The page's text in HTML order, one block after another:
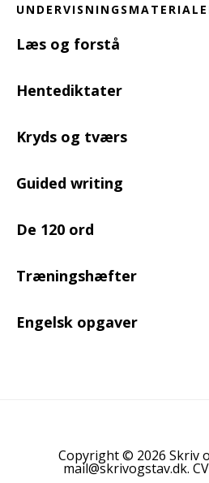
Læs og forstå
Hentediktater
Kryds og tværs
Guided writing
De 120 ord
Træningshæfter
Engelsk opgaver
Copyright © 2026 Skriv
mail@skrivogstav.dk.